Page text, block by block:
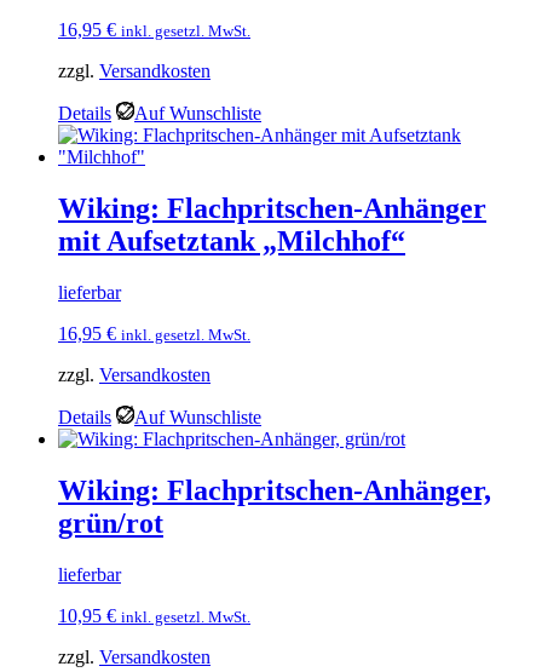
16,95 € inkl. gesetzl. MwSt.
zzgl. Versandkosten
Details Auf Wunschliste
Wiking: Flachpritschen-Anhänger
mit Aufsetztank „Milchhof“
lieferbar
16,95 € inkl. gesetzl. MwSt.
zzgl. Versandkosten
Details Auf Wunschliste
Wiking: Flachpritschen-Anhänger,
grün/rot
lieferbar
10,95 € inkl. gesetzl. MwSt.
zzgl. Versandkosten